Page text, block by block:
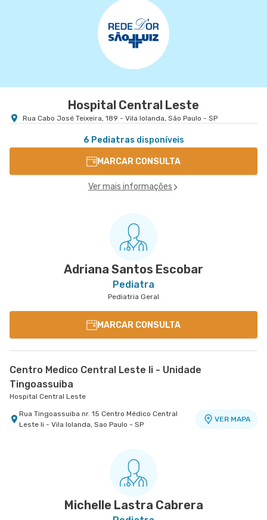
Hospital Central Leste
Rua Cabo José Teixeira, 189 - Vila Iolanda, São Paulo - SP
6 Pediatras disponíveis
MARCAR CONSULTA
Ver mais informações
Adriana Santos Escobar
Pediatra
Pediatria Geral
MARCAR CONSULTA
Centro Medico Central Leste Ii - Unidade
Tingoassuiba
Hospital Central Leste
Rua Tingoassuiba nr. 15 Centro Médico Central
Leste Ii - Vila Iolanda, Sao Paulo - SP
VER MAPA
Michelle Lastra Cabrera